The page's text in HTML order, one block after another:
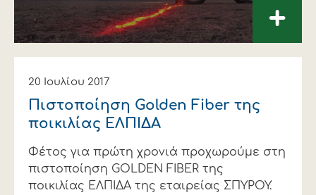
+
20 Ιουλίου 2017
Πιστοποίηση Golden Fiber της
ποικιλίας ΕΛΠΙΔΑ
Φέτος για πρώτη χρονιά προχωρούμε στη
πιστοποίηση GOLDEN FIBER της
ποικιλίας ΕΛΠΙΔΑ της εταιρείας ΣΠΥΡΟΥ.